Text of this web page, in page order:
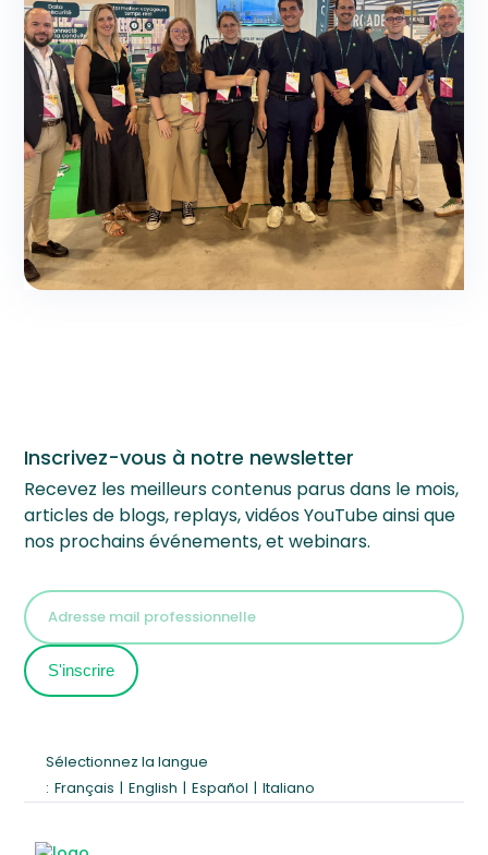
Inscrivez-vous à notre newsletter
Recevez les meilleurs contenus parus dans le mois,
articles de blogs, replays, vidéos YouTube ainsi que
nos prochains événements, et webinars.
Sélectionnez la langue
: Français | English | Español | Italiano